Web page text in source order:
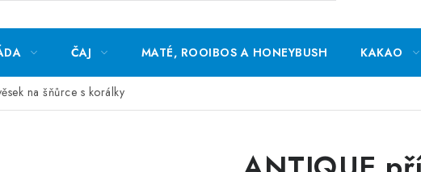
ČAJ MATÉ, ROOIBOS A HONEYBUSH KAKAO
na šňůrce s korálky